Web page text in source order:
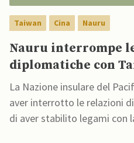
Taiwan Cina Nauru
Nauru interrompe
diplomatiche con
La Nazione insulare del
aver interrotto le relazioni
di aver stabilito legami con